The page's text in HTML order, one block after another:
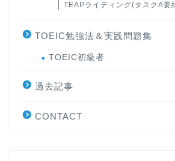
TEAPライティング(タスクA要
TOEIC勉強法＆実践問題集
TOEIC初級者
過去記事
CONTACT